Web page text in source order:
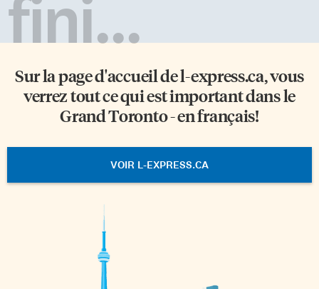
fini...
Sur la page d'accueil del-express.ca, vous
verrez tout ce qui est important dans le
Grand Toronto - en français!
VOIR L-EXPRESS.CA